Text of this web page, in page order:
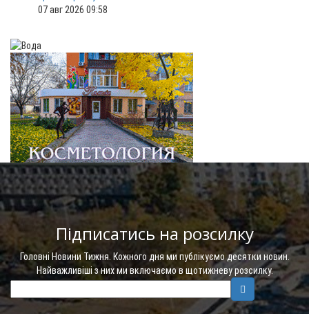
07 авг 2026 09:58
Підписатись на розсилку
Головні Новини Тижня. Кожного дня ми публікуємо десятки новин.
Найважливіші з них ми включаємо в щотижневу розсилку.